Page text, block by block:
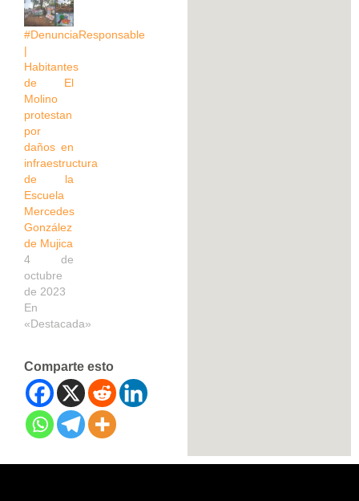
#DenunciaResponsable
|
Habitantes
de El
Molino
protestan
por
daños en
infraestructura
de la
Escuela
Mercedes
González
de Mujica
4 de
octubre
de 2023
En
«Destacada»
Comparte esto